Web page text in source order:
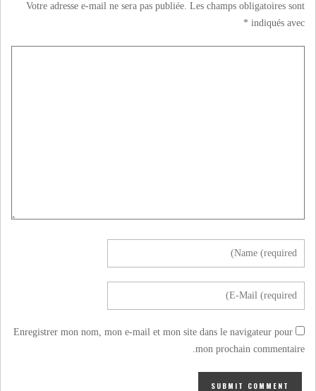
Votre adresse e-mail ne sera pas publiée. Les champs obligatoires sont
indiqués avec
*
Enregistrer mon nom, mon e-mail et mon site dans le navigateur pour
mon prochain commentaire.